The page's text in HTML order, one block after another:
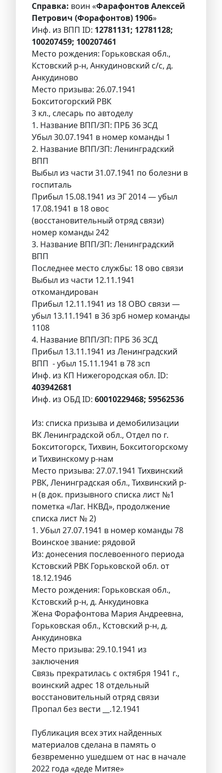
Справка: воин «Фарафонтов Алексей
Петрович (Форафонтов) 1906»
Инф. из ВПП ID: 12781131; 12781128;
100207459; 100207461
Место рождения: Горьковская обл.,
Кстовский р-н, Анкудиновский с/с, д.
Анкудиново
Место призыва: 26.07.1941
Бокситогорский РВК
3 кл., слесарь по автоделу
1. Название ВПП/ЗП: ПРБ 36 ЗСД
Убыл 30.07.1941 в номер команды 1
2. Название ВПП/ЗП: Ленинградский
ВПП
Выбыл из части 31.07.1941 по болезни в
госпиталь
Прибыл 15.08.1941 из ЭГ 2014 — убыл
17.08.1941 в 18 овос
(восстановительный отряд связи)
номер команды 242
3. Название ВПП/ЗП: Ленинградский
ВПП
Последнее место службы: 18 ово связи
Выбыл из части 12.11.1941
откомандирован
Прибыл 12.11.1941 из 18 ОВО связи —
убыл 13.11.1941 в 36 зрб номер команды
1108
4. Название ВПП/ЗП: ПРБ 36 ЗСД
Прибыл 13.11.1941 из Ленинградский
ВПП - убыл 15.11.1941 в 78 зсп
Инф. из КП Нижегородская обл. ID:
403942681
Инф. из ОБД ID: 60010229468; 59562536
Из: списка призыва и демобилизации
ВК Ленинградской обл., Отдел по г.
Бокситогорск, Тихвин, Бокситогорскому
и Тихвинскому р-нам
Место призыва: 27.07.1941 Тихвинский
РВК, Ленинградская обл., Тихвинский р-
н (в док. призывного списка лист №1
пометка «Лаг. НКВД», продолжение
списка лист № 2)
1. Убыл 27.07.1941 в номер команды 78
Воинское звание: рядовой
Из: донесения послевоенного периода
Кстовский РВК Горьковской обл. от
18.12.1946
Место рождения: Горьковская обл.,
Кстовский р-н, д. Анкудиновка
Жена Форафонтова Мария Андреевна,
Горьковская обл., Кстовский р-н, д.
Анкудиновка
Место призыва: 29.10.1941 из
заключения
Связь прекратилась с октября 1941 г.,
воинский адрес 18 отдельный
восстановительный отряд связи
Пропал без вести __.12.1941
Публикация всех этих найденных
материалов сделана в память о
безвременно ушедшем от нас в начале
2022 года «деде Митяе»